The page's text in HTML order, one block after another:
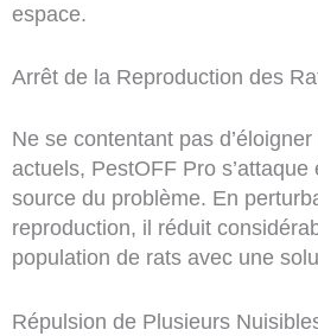
espace.
Arrêt de la Reproduction des
Ne se contentant pas
actuels, PestOFF Pro
source du problème. En
reproduction, il réduit
population de rats avec une
Répulsion de Plusieurs